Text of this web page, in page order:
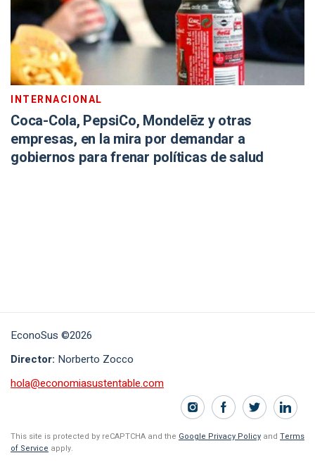
INTERNACIONAL
Coca-Cola, PepsiCo, Mondelēz y otras
empresas, en la mira por demandar a
gobiernos para frenar políticas de salud
EconoSus ©2026
Director: Norberto Zocco
hola@economiasustentable.com
This site is protected by reCAPTCHA and the Google Privacy Policy and Terms
of Service apply.